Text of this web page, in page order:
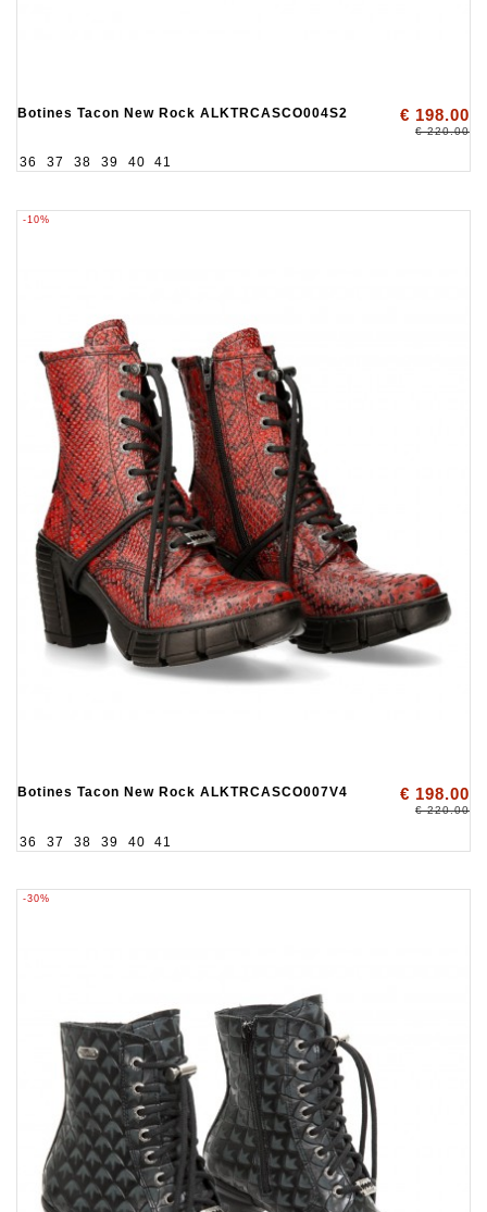
Botines Tacon New Rock ALKTRCASCO004S2 € 198.00
€ 220.00
36 37 38 39 40 41
-10%
Botines Tacon New Rock ALKTRCASCO007V4 € 198.00
€ 220.00
36 37 38 39 40 41
-30%